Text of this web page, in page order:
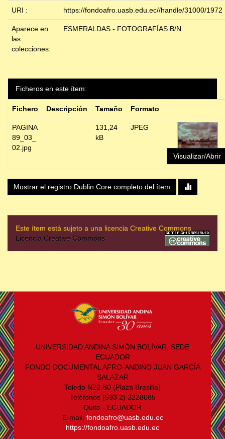
URI : https://fondoafro.uasb.edu.ec//handle/31000/1972
Aparece en
las
colecciones:
ESMERALDAS - FOTOGRAFÍAS B/N
Ficheros en este ítem:
Fichero Descripción Tamaño Formato
PAGINA
89_03_
02.jpg
131,24
kB
JPEG
Visualizar/Abrir
Mostrar el registro Dublin Core completo del ítem
Este ítem está sujeto a una licencia Creative Commons
Licencia Creative Commons
UNIVERSIDAD ANDINA SIMÓN BOLÍVAR, SEDE
ECUADOR
FONDO DOCUMENTAL AFRO-ANDINO JUAN GARCÍA
SALAZAR
Toledo N22-80 (Plaza Brasilia)
Teléfonos (593 2) 3228085
Quito - ECUADOR
E-mail: fondoafro@uasb.edu.ec
https://fondoafro.uasb.edu.ec